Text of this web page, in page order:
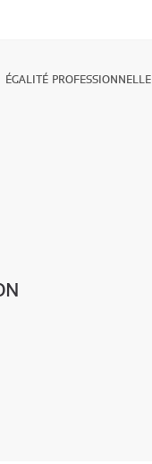
ÉGALITÉ PROFESSIONNELLE